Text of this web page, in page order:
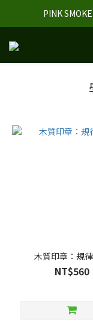
PINK
木質印章：規
NT$560